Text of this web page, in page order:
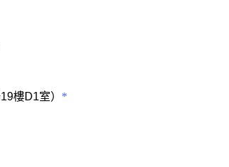
樓D1室） *